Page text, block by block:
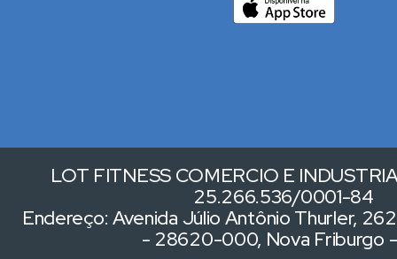
LOT FITNESS COMERCIO E
25.266.536/0001-84
Endereço: Avenida Júlio Antônio Thurler,
- 28620-000, Nova Friburgo